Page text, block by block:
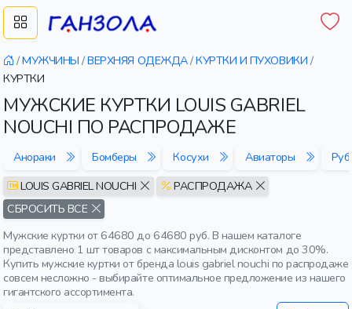
/МУЖЧИНЫ /ВЕРХНЯЯ ОДЕЖДА/КУРТКИ И ПУХОВИКИ /
КУРТКИ
МУЖСКИЕ КУРТКИ LOUIS GABRIEL
NOUCHI ПО РАСПРОДАЖЕ
Анораки Бомберы Косухи Авиаторы
LOUIS GABRIEL NOUCHI
РАСПРОДАЖА
СБРОСИТЬ ВСЕ
Мужские куртки от 64680 до 64680 руб. В нашем каталоге
представлено 1 шт товаров с максимальным дисконтом до 30%.
Купить мужские куртки от бренда louis gabriel nouchi по распродаже
совсем несложно - выбирайте оптимальное предложение из нашего
гигантского ассортимента.